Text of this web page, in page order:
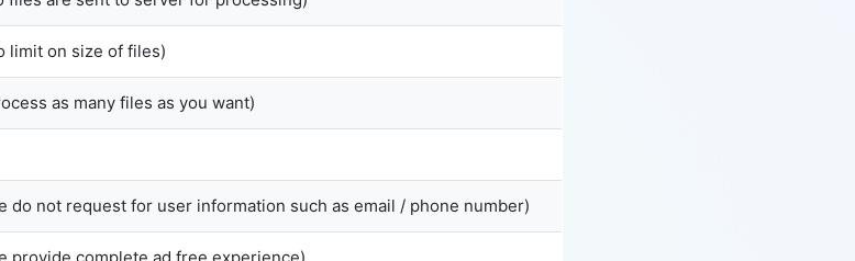
limit on size of files)
as many files as you want)
do not request for user information such as email / phone number)